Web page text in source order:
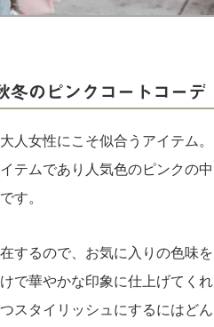
冬のピンクコートコーデ
人女性にこそ似合うアイテム。
テムであり人気色のピンクの中
す。
するので、お気に入りの色味を
で華やかな印象に仕上げてくれ
スタイリッシュにするにはどん